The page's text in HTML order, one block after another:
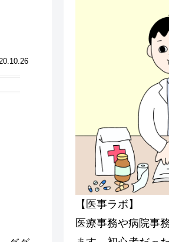
【医事ラボ】
医療事務や病院事